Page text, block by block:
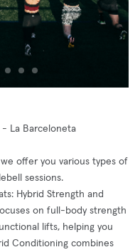
La Barceloneta
offer you various types of
sessions.
Hybrid Strength and
on full-body strength
lifts, helping you
Conditioning combines